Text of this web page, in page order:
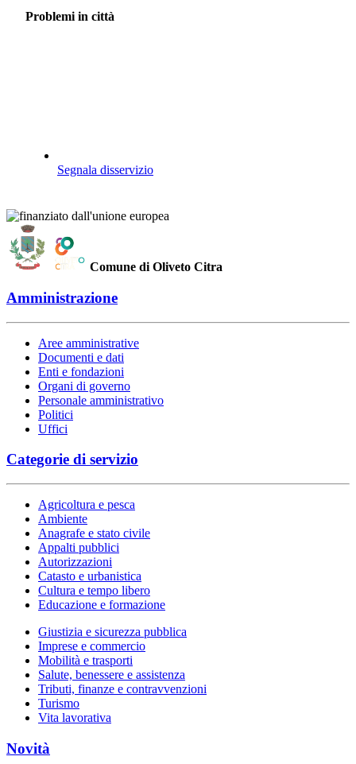
Problemi in città
Segnala disservizio
Comune di Oliveto Citra
Amministrazione
Aree amministrative
Documenti e dati
Enti e fondazioni
Organi di governo
Personale amministrativo
Politici
Uffici
Categorie di servizio
Agricoltura e pesca
Ambiente
Anagrafe e stato civile
Appalti pubblici
Autorizzazioni
Catasto e urbanistica
Cultura e tempo libero
Educazione e formazione
Giustizia e sicurezza pubblica
Imprese e commercio
Mobilità e trasporti
Salute, benessere e assistenza
Tributi, finanze e contravvenzioni
Turismo
Vita lavorativa
Novità